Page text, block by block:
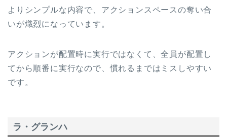
よりシンプルな内容で、アクションスペースの奪い合
いが熾烈になっています。
アクションが配置時に実行ではなくて、全員が配置し
てから順番に実行なので、慣れるまではミスしやすい
です。
ラ・グランハ